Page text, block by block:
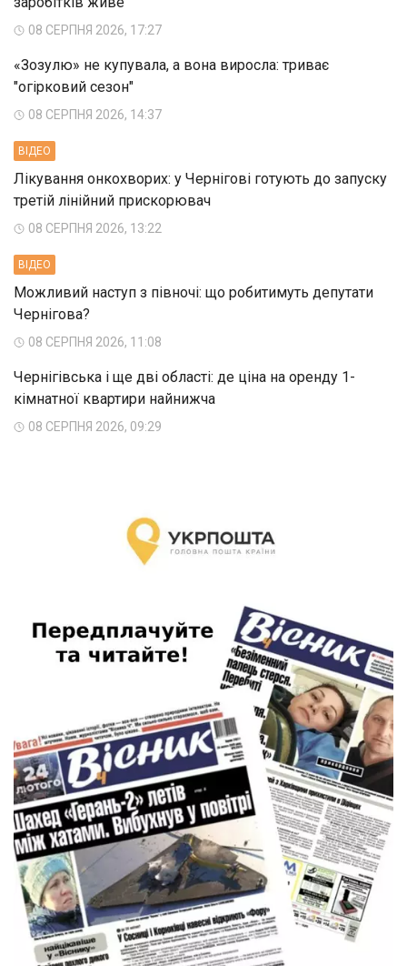
08 СЕРПНЯ 2026, 17:27
«Зозулю» не купувала, а вона виросла: триває
"огірковий сезон"
08 СЕРПНЯ 2026, 14:37
ВIДЕО
Лікування онкохворих: у Чернігові готують до запуску
третій лінійний прискорювач
08 СЕРПНЯ 2026, 13:22
ВIДЕО
Можливий наступ з півночі: що робитимуть депутати
Чернігова?
08 СЕРПНЯ 2026, 11:08
Чернігівська і ще дві області: де ціна на оренду 1-
кімнатної квартири найнижча
08 СЕРПНЯ 2026, 09:29